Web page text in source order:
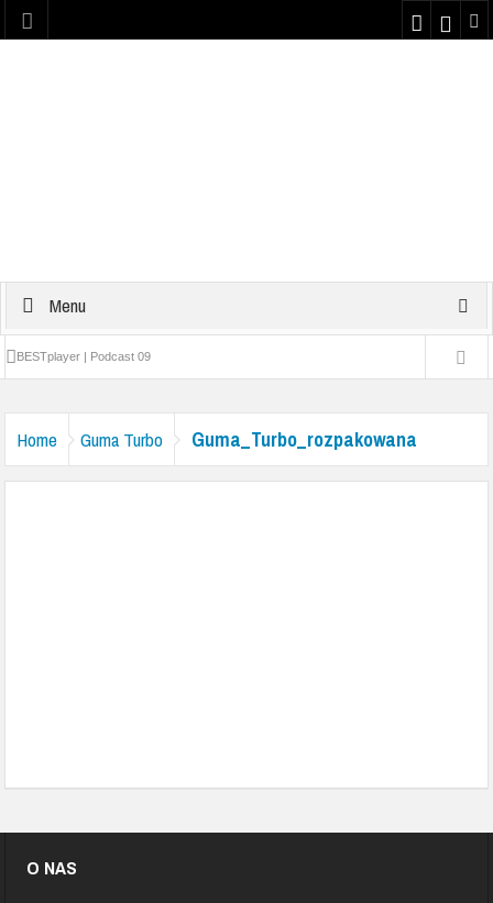
Menu
BESTplayer | Podcast 09
Yattaman | Podcast 07
Plaster kondycyjny na nos z Bravo Sport | PODCAST 06
Home Guma Turbo Guma_Turbo_rozpakowana
O NAS